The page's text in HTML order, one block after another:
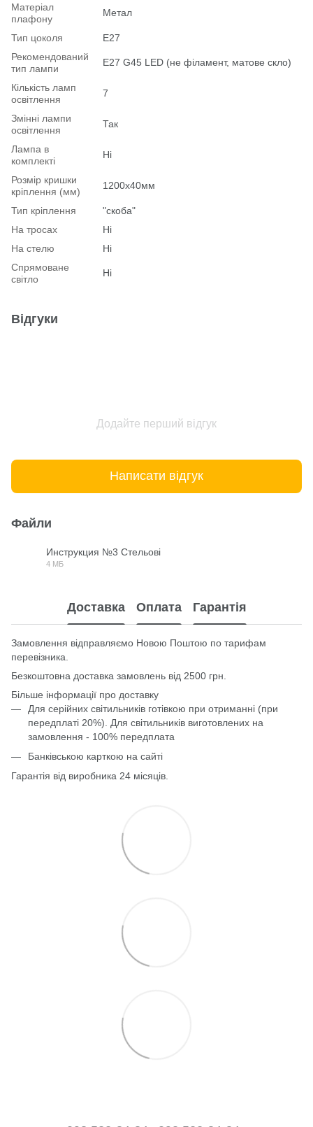
Матеріал
плафону
Метал
Тип цоколя
E27
Рекомендований
тип лампи
Е27 G45 LED (не філамент, матове скло)
Кількість ламп
освітлення
7
Змінні лампи
освітлення
Так
Лампа в
комплекті
Ні
Розмір кришки
кріплення (мм)
1200х40мм
Тип кріплення
"скоба"
На тросах
Ні
На стелю
Ні
Спрямоване
світло
Ні
Відгуки
Додайте перший відгук
Написати відгук
Файли
Инструкция №3 Стельові
4 МБ
Доставка Оплата Гарантія
Замовлення відправляємо Новою Поштою по тарифам
перевізника.
Безкоштовна доставка замовлень від 2500 грн.
Більше інформації про доставку
Для серійних світильників готівкою при отриманні (при
передплаті 20%). Для світильників виготовлених на
замовлення - 100% передплата
Банківською карткою на сайті
Гарантія від виробника 24 місяців.